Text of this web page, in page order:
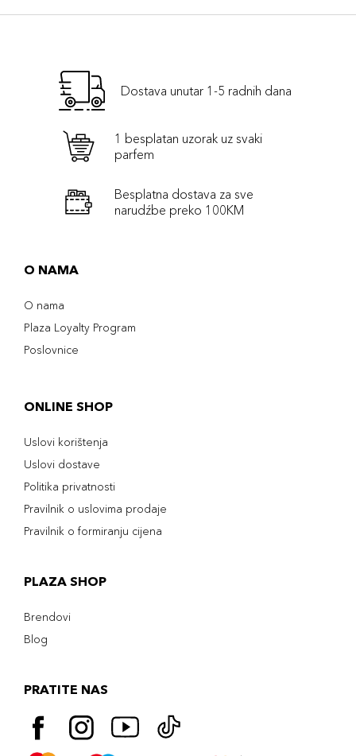
Dostava unutar 1-5 radnih dana
1 besplatan uzorak uz svaki
parfem
Besplatna dostava za sve
narudźbe preko 100KM
O NAMA
O nama
Plaza Loyalty Program
Poslovnice
ONLINE SHOP
Uslovi korištenja
Uslovi dostave
Politika privatnosti
Pravilnik o uslovima prodaje
Pravilnik o formiranju cijena
PLAZA SHOP
Brendovi
Blog
PRATITE NAS